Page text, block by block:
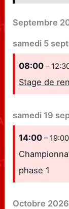
Septembre
samedi 5
08:00–
Stage de
samedi 19
14:00– 19:00
phase 1
Octobre 2026